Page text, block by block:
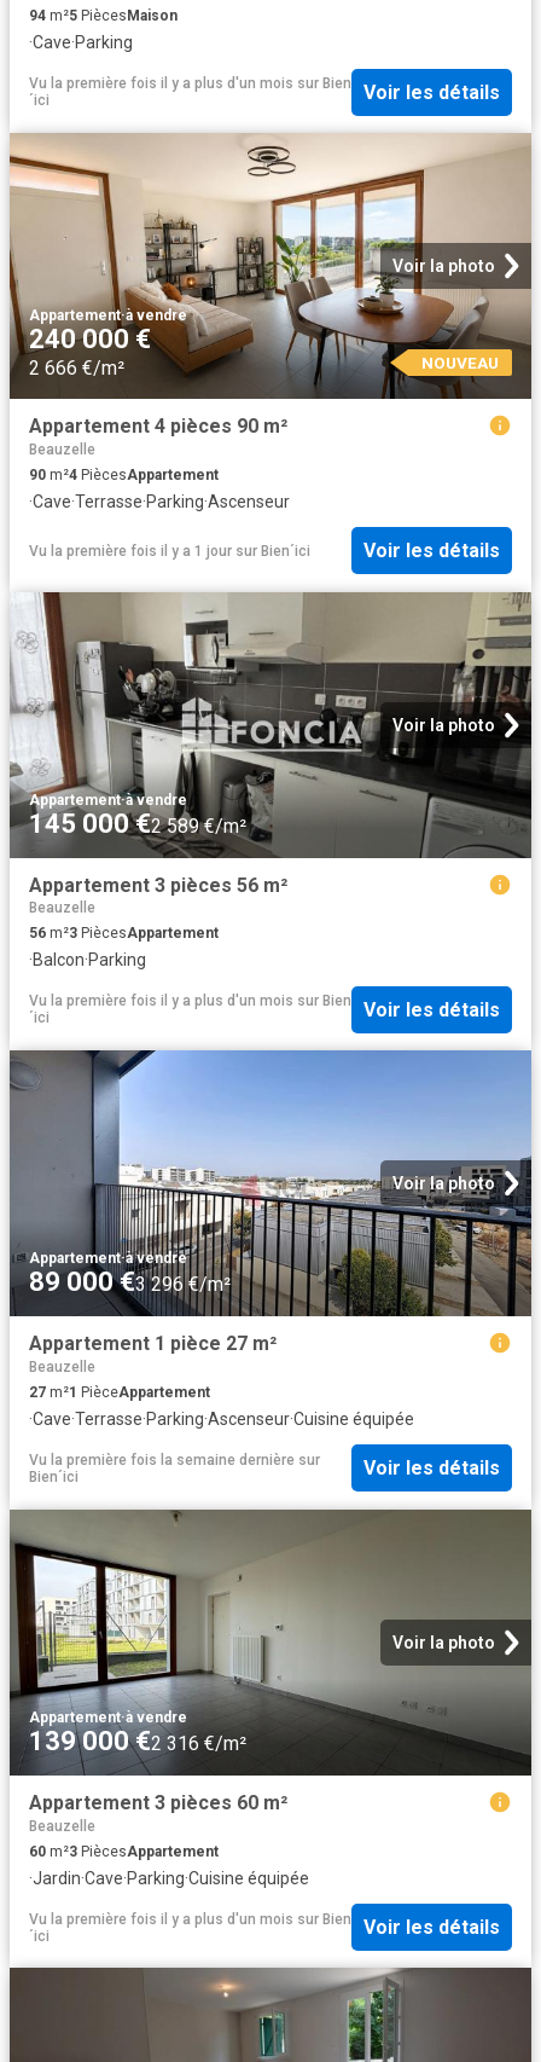
94 m²5 Pièces Maison
·Cave·Parking
Vu la première fois il y a plus d'un mois sur Bien
´ici
Voir les détails
Voir la photo
Appartement·à vendre
240 000 €
2 666 €/m² NOUVEAU
Appartement 4 pièces 90 m²
Beauzelle
90 m²4 PiècesAppartement
·Cave·Terrasse·Parking·Ascenseur
Vu la première fois il y a 1 jour sur Bien´ici Voir les détails
Voir la photo
Appartement·à vendre
145 000 €2 589 €/m²
Appartement 3 pièces 56 m²
Beauzelle
56 m²3 PiècesAppartement
·Balcon·Parking
Vu la première fois il y a plus d'un mois sur Bien
´ici
Voir les détails
Voir la photo
Appartement·à vendre
89 000 €3 296 €/m²
Appartement 1 pièce 27 m²
Beauzelle
27 m²1 PièceAppartement
·Cave·Terrasse·Parking·Ascenseur·Cuisine équipée
Vu la première fois la semaine dernière sur
Bien´ici
Voir les détails
Voir la photo
Appartement·à vendre
139 000 €2 316 €/m²
Appartement 3 pièces 60 m²
Beauzelle
60 m²3 PiècesAppartement
·Jardin·Cave·Parking·Cuisine équipée
Vu la première fois il y a plus d'un mois sur Bien
´ici
Voir les détails